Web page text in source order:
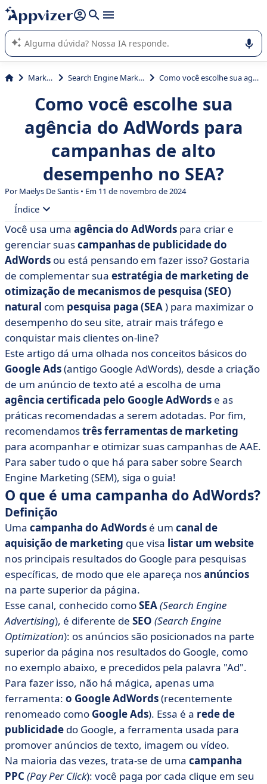
de nossa IA (várias linhas com
A IA do Appvizer o orienta no uso ou na seleção de software
SaaS para sua empresa.
Marketing Search Engine Marketing (SEM) Como você escolhe sua agência do AdWords para campanhas de alto desempenho no SEA?
Como você escolhe sua
agência do AdWords para
campanhas de alto
desempenho no SEA?
PorMaëlys De Santis • Em 11 de novembro de 2024
Índice
• O que é uma campanha do AdWords?
• Como faço para criar um anúncio de texto do
AdWords?
• Como posso executar uma campanha SEA bem-
sucedida?
• Agência SEA: qual é a função de uma agência do
AdWords?
• Diretório de agências do AdWords para suas
campanhas de SEA
• Como você pode medir a eficácia de sua campanha?
• Aumente o tráfego qualificado para seu site
Você usa uma agência do AdWords para criar e
gerenciar suascampanhas de publicidade do
AdWords ou está pensando em fazer isso? Gostaria
de complementar sua estratégia de marketing de
otimização de mecanismos de pesquisa (SEO)
natural com pesquisa paga (SEA) para maximizar o
desempenho do seu site, atrair mais tráfego e
conquistar mais clientes on-line?
Este artigo dá uma olhada nos conceitos básicos do
Google Ads(antigo Google AdWords), desde a criação
de um anúncio de texto até a escolha de uma
agência certificada pelo Google AdWords e as
práticas recomendadas a serem adotadas. Por fim,
recomendamostrês ferramentas de marketing
para acompanhar e otimizar suas campanhas de AAE.
Para saber tudo o que há para saber sobre Search
Engine Marketing (SEM), siga o guia!
O que é uma campanha do AdWords?
Definição
Uma campanha do AdWords é um canal de
aquisição de marketing que visa listar um website
nos principais resultados do Google para pesquisas
específicas, de modo que ele apareça nosanúncios
na parte superior da página.
Esse canal, conhecido comoSEA(Search Engine
Advertising), é diferente de SEO (Search Engine
Optimization): os anúncios são posicionados na parte
superior da página nos resultados do Google, como
no exemplo abaixo, e precedidos pela palavra "Ad".
Para fazer isso, não há mágica, apenas uma
ferramenta: o Google AdWords(recentemente
renomeado como Google Ads). Essa é a rede de
publicidade do Google, a ferramenta usada para
promover anúncios de texto, imagem ou vídeo.
Na maioria das vezes, trata-se de uma campanha
PPC (Pay Per Click): você paga por cada clique em seu